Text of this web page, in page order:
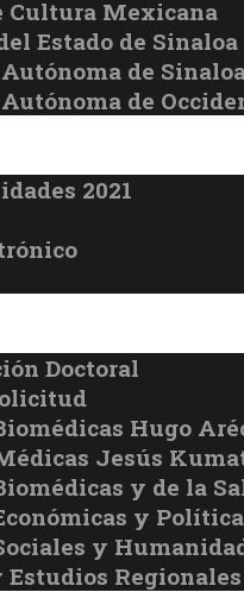
Cultura Mexicana
Estado de Sinaloa
de
de
2021
Doctoral
Hugo
Jesús
y de la
y
y